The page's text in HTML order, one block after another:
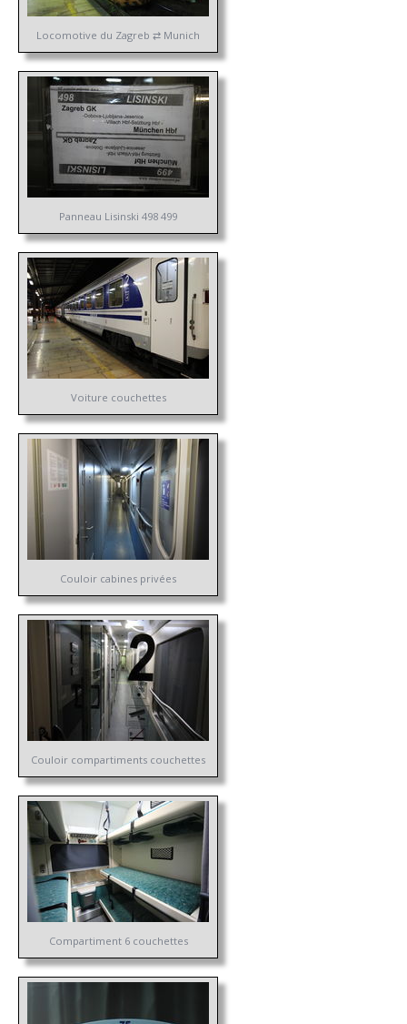
Locomotive du Zagreb ⇄ Munich
Panneau Lisinski 498 499
Voiture couchettes
Couloir cabines privées
Couloir compartiments couchettes
Compartiment 6 couchettes